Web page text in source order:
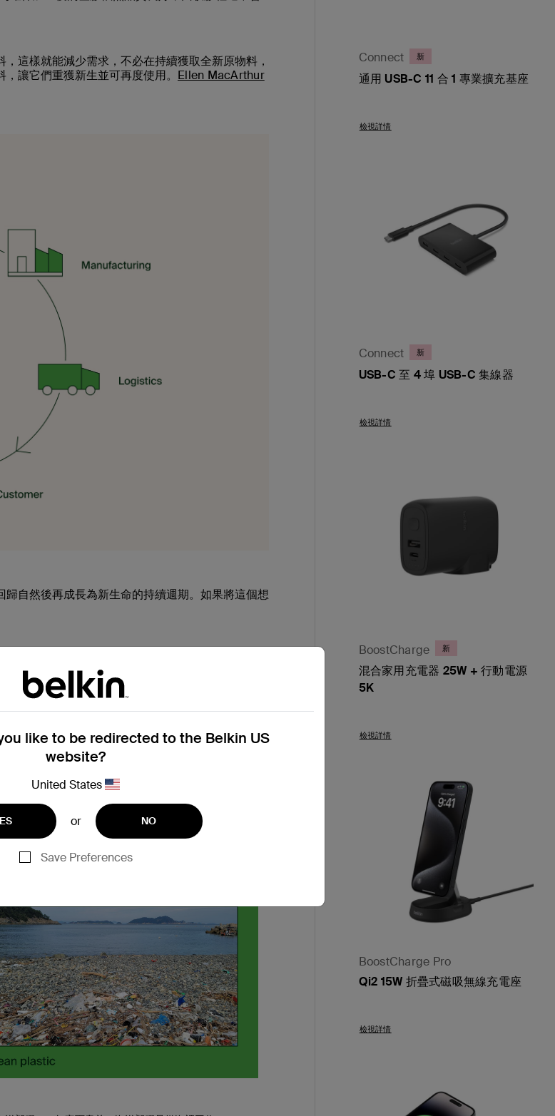
這樣就能減少需求，不必在持續獲取全新原物料，
讓它們重獲新生並可再度使用。 Ellen MacArthur
自然後再成長為新生命的持續週期。如果將這個想
。這表示在過程中，我們要找到加工物料的方式，
損壞的充電器可能迅速淪為電子垃圾，經久耐用的
PCR 塑膠，而不只是使用這種物料打造一條新產
貢獻，並在減少垃圾和排放方面帶來更大的影響。
爭力的物料。
Connect 新
通用 USB-C 11 合 1 專業擴充基座
檢視詳情
Connect 新
USB-C 至 4 埠 USB-C 集線器
檢視詳情
BoostCharge 新
混合家用充電器 25W + 行動電源
5K
檢視詳情
BoostCharge Pro
Qi2 15W 折疊式磁吸無線充電座
檢視詳情
like to be redirected to the Belkin US
website?
United States
or NO
Save Preferences